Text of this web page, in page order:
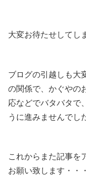
大変お待たせしてし
ブログの引越しも大
の関係で、かぐやの
応などでバタバタで
うに進みませんでし
これからまた記事を
お願い致します・・